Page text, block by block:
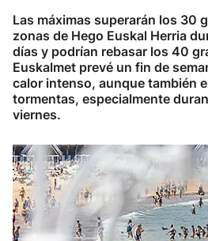
Las máximas superarán los 30
zonas de Hego Euskal Herria
días y podrían rebasar los 40
Euskalmet prevé un fin de
calor intenso, aunque también
tormentas, especialmente
viernes.